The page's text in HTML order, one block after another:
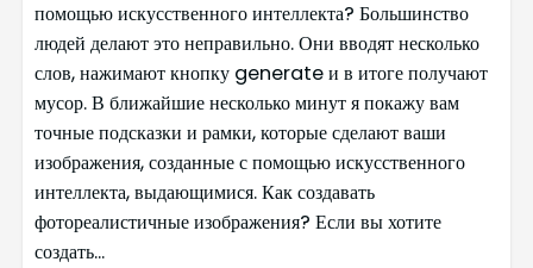
помощью искусственного интеллекта? Большинство
людей делают это неправильно. Они вводят несколько
слов, нажимают кнопку generate и в итоге получают
мусор. В ближайшие несколько минут я покажу вам
точные подсказки и рамки, которые сделают ваши
изображения, созданные с помощью искусственного
интеллекта, выдающимися. Как создавать
фотореалистичные изображения? Если вы хотите
создать...